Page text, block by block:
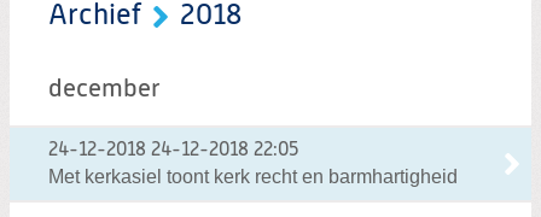
Archief 2018
december
24-12-2018 24-12-2018 22:05
Met kerkasiel toont kerk recht en barmhartigheid